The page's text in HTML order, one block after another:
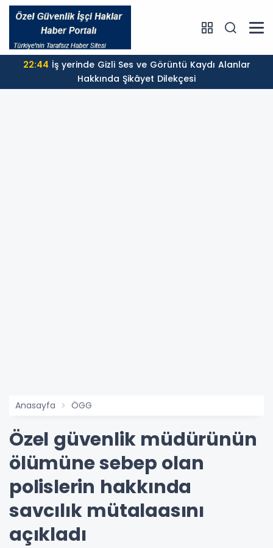
22:44
Hakkında Şikâyet Dilekçesi
Anasayfa ÖGG
Özel güvenlik müdürünün
ölümüne sebep olan
polislerin hakkında
savcılık mütalaasını
açıkladı